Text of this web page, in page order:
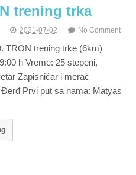
trening trka
2021-07-02 No Comment
TRON trening trke (6km)
h Vreme: 25 stepeni,
Zapisničar i merač
Prvi put sa nama: Matyas